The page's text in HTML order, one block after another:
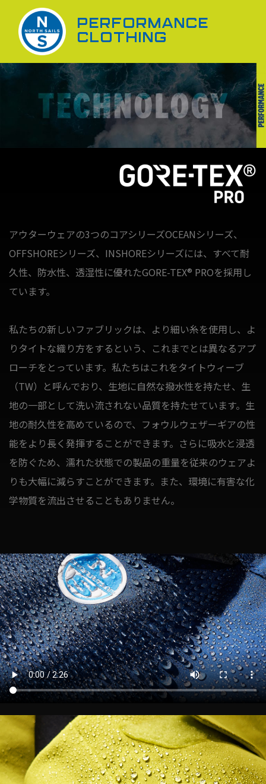
PERFORMANCE
CLOTHING
アウターウェアの3つのコアシリーズOCEANシリーズ、
OFFSHOREシリーズ、INSHOREシリーズには、すべて耐
久性、防水性、透湿性に優れたGORE-TEX® PROを採用し
ています。
私たちの新しいファブリックは、より細い糸を使用し、よ
りタイトな織り方をするという、これまでとは異なるアプ
ローチをとっています。私たちはこれをタイトウィーブ
（TW）と呼んでおり、生地に自然な撥水性を持たせ、生
地の一部として洗い流されない品質を持たせています。生
地の耐久性を高めているので、フォウルウェザーギアの性
能をより長く発揮することができます。さらに吸水と浸透
を防ぐため、濡れた状態での製品の重量を従来のウェアよ
りも大幅に減らすことができます。また、環境に有害な化
学物質を流出させることもありません。